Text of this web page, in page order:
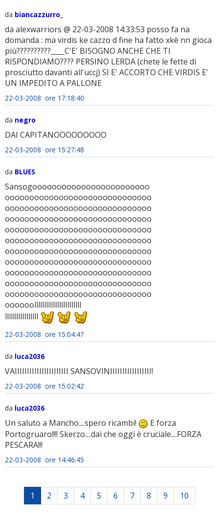
da biancazzurro_
da alexwarriors @ 22-03-2008 14:33:53 posso fa na
domanda : ma virdis ke cazzo d fine ha fatto xkè nn gioca
più??????????____C'E' BISOGNO ANCHE CHE TI
RISPONDIAMO???? PERSINO LERDA (chete le fette di
prosciutto davanti all'uccj) SI E' ACCORTO CHE VIRDIS E'
UN IMPEDITO A PALLONE
22-03-2008 ore 17:18:40
da negro
DAI CAPITANOOOOOOOOO
22-03-2008 ore 15:27:48
da BLUES
Sansogoooooooooooooooooooooooo
oooooooooooooooooooooooooooooo
oooooooooooooooooooooooooooooo
oooooooooooooooooooooooooooooo
oooooooooooooooooooooooooooooo
oooooooooooooooooooooooooooooo
oooooooooooooooooooooooooooooo
oooooooooooooooooooooooooooooo
oooooooooooooooooooooooooooooo
oooooooooooooooooooooooooooooo
oooooooooooooooooooooooooooooo
oooooollllllllllllllllllllllll
lllllllllllllllll
22-03-2008 ore 15:04:47
da luca2036
VAIIIIIIIIIIIIIIIIIIIIII SANSOVINIIIIIIIIIIIIIIIII!
22-03-2008 ore 15:02:42
da luca2036
Un saluto a Mancho....spero ricambi!
E forza
Portogruaro!!!! Skerzo....dai che oggi è cruciale....FORZA
PESCARA!!!
22-03-2008 ore 14:46:45
1 2 3 4 5 6 7 8 9 10